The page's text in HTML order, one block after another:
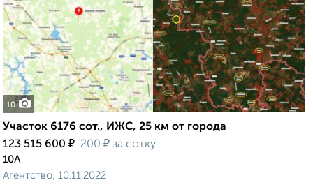
10
Участок 6176 сот., ИЖС, 25 км от города
123 515 600 ₽ 200 ₽ за сотку
10А
Агентство, 10.11.2022